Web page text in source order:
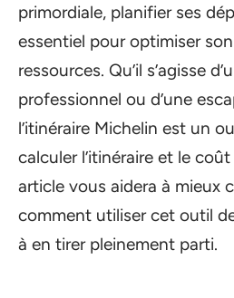
primordiale, planifier ses
essentiel pour optimiser
ressources. Qu’il s’agisse
professionnel ou d’une
l’itinéraire Michelin est un
calculer l’itinéraire et le
article vous aidera à mieux
comment utiliser cet outil
à en tirer pleinement parti.